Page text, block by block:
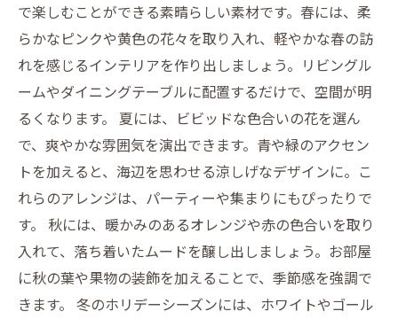
で楽しむことができる素晴らしい素材です。春には、柔
らかなピンクや黄色の花々を取り入れ、軽やかな春の訪
れを感じるインテリアを作り出しましょう。リビングル
ームやダイニングテーブルに配置するだけで、空間が明
るくなります。 夏には、ビビッドな色合いの花を選ん
で、爽やかな雰囲気を演出できます。青や緑のアクセン
トを加えると、海辺を思わせる涼しげなデザインに。こ
れらのアレンジは、パーティーや集まりにもぴったりで
す。 秋には、暖かみのあるオレンジや赤の色合いを取り
入れて、落ち着いたムードを醸し出しましょう。お部屋
に秋の葉や果物の装飾を加えることで、季節感を強調で
きます。 冬のホリデーシーズンには、ホワイトやゴール